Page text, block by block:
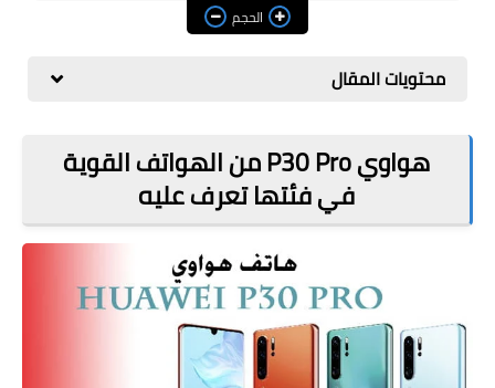
الربح من الانترنت
ذكاء اصطناعي
الحجم
محتويات المقال
هواوي P30 Pro من الهواتف القوية
في فئتها تعرف عليه